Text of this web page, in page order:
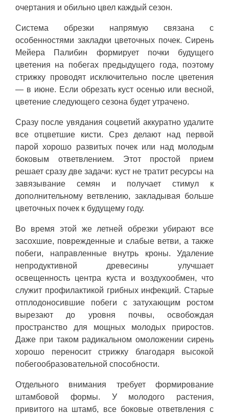
очертания и обильно цвел каждый сезон.
Система обрезки напрямую связана с
особенностями закладки цветочных почек. Сирень
Мейера Палибин формирует почки будущего
цветения на побегах предыдущего года, поэтому
стрижку проводят исключительно после цветения
— в июне. Если обрезать куст осенью или весной,
цветение следующего сезона будет утрачено.
Сразу после увядания соцветий аккуратно удалите
все отцветшие кисти. Срез делают над первой
парой хорошо развитых почек или над молодым
боковым ответвлением. Этот простой прием
решает сразу две задачи: куст не тратит ресурсы на
завязывание семян и получает стимул к
дополнительному ветвлению, закладывая больше
цветочных почек к будущему году.
Во время этой же летней обрезки убирают все
засохшие, поврежденные и слабые ветви, а также
побеги, направленные внутрь кроны. Удаление
непродуктивной древесины улучшает
освещенность центра куста и воздухообмен, что
служит профилактикой грибных инфекций. Старые
отплодоносившие побеги с затухающим ростом
вырезают до уровня почвы, освобождая
пространство для мощных молодых приростов.
Даже при таком радикальном омоложении сирень
хорошо переносит стрижку благодаря высокой
побегообразовательной способности.
Отдельного внимания требует формирование
штамбовой формы. У молодого растения,
привитого на штамб, все боковые ответвления с